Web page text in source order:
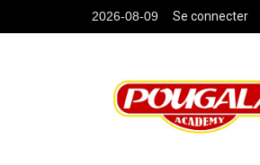
2026-08-09 Se connecter